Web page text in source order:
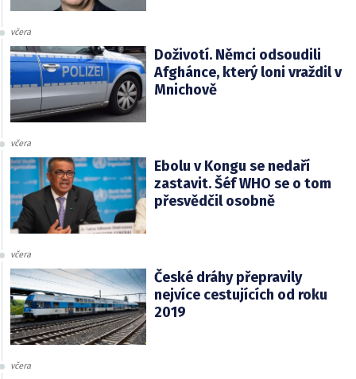
včera
Doživotí. Němci odsoudili
Afghánce, který loni vraždil v
Mnichově
včera
Ebolu v Kongu se nedaří
zastavit. Šéf WHO se o tom
přesvědčil osobně
včera
České dráhy přepravily
nejvíce cestujících od roku
2019
včera